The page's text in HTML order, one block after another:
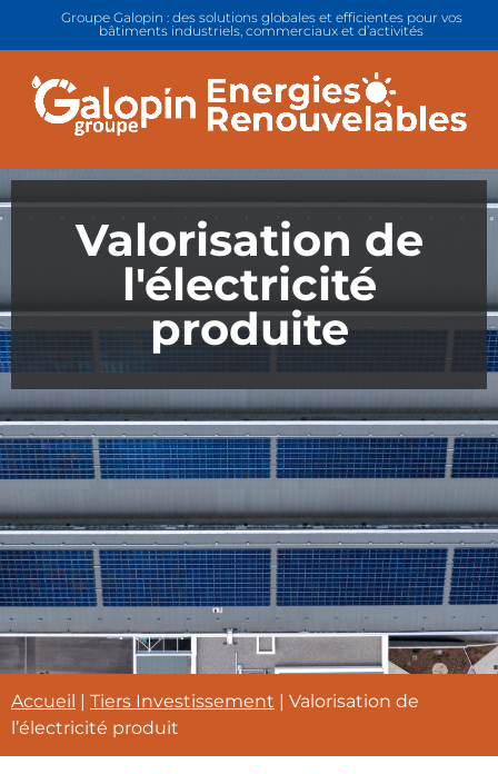
Groupe Galopin : des solutions globales et efficientes pour vos
bâtiments industriels, commerciaux et d’activités
Valorisation de
l'électricité
produite
Accueil | Tiers Investissement | Valorisation de
l’électricité produit